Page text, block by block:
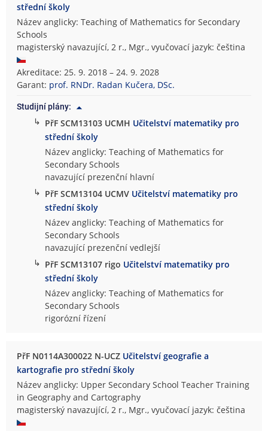
střední školy
Název anglicky: Teaching of Mathematics for Secondary
Schools
magisterský navazující, 2 r., Mgr., vyučovací jazyk: čeština
Akreditace: 25. 9. 2018 – 24. 9. 2028
Garant: prof. RNDr. Radan Kučera, DSc.
Studijní plány:
↳ PřF SCM13103 UCMH Učitelství matematiky pro
střední školy
Název anglicky: Teaching of Mathematics for
Secondary Schools
navazující prezenční hlavní
↳ PřF SCM13104 UCMV Učitelství matematiky pro
střední školy
Název anglicky: Teaching of Mathematics for
Secondary Schools
navazující prezenční vedlejší
↳ PřF SCM13107 rigo Učitelství matematiky pro
střední školy
Název anglicky: Teaching of Mathematics for
Secondary Schools
rigorózní řízení
PřF N0114A300022 N-UCZ Učitelství geografie a
kartografie pro střední školy
Název anglicky: Upper Secondary School Teacher Training
in Geography and Cartography
magisterský navazující, 2 r., Mgr., vyučovací jazyk: čeština